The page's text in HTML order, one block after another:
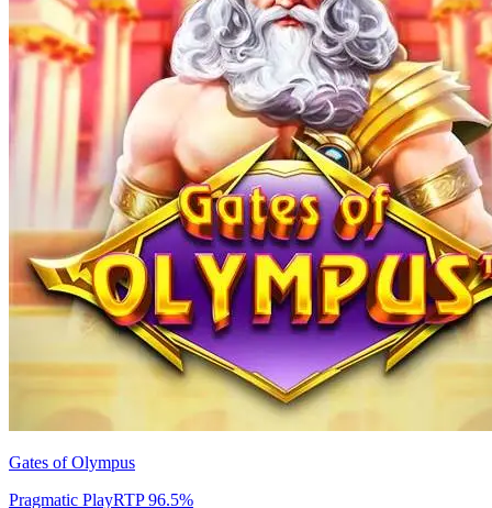
Gates of Olympus
Pragmatic PlayRTP96.5%